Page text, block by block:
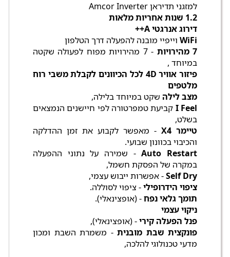
למזגני תדיראן Amcor Inverter
1.2 שנות אחריות מלאות
דירוג אנרגטי A++
WiFi וייפיי מובנה להפעלה דרך הטלפון
7 מהירויות
- 7 מהירויות מפוח לפעולה שקטה
במיוחד ,
פיזור אוויר 4D לכל הכיוונים לקבלת משבי רוח
מלטפים
מצב לילה שקט במיוחד בלילה,
I Feel קביעת טמפרטורה לפי חיישנים הנמצאים
בשלט,
טיימר X4
- מאפשר לקבוע את זמן ההדלקה
והכיבוי בכוונון שבועי.
Auto Restart- שמירה על נתוני ההפעלה
במקרה של הפסקת חשמל,
Self Dry- אפשרות ייבוש עצמי,
ציפוי הידרופילי- ציפוי לסוללה.
תומך גלאי נפח- (אופצינאלי).
ניקוי עצמי
פנל הפעלה קירי- (אופצינאלי),
פונקצית שבת מובנית- משמרת השבת ומכון
מדעי טכנולוגי להלכה,